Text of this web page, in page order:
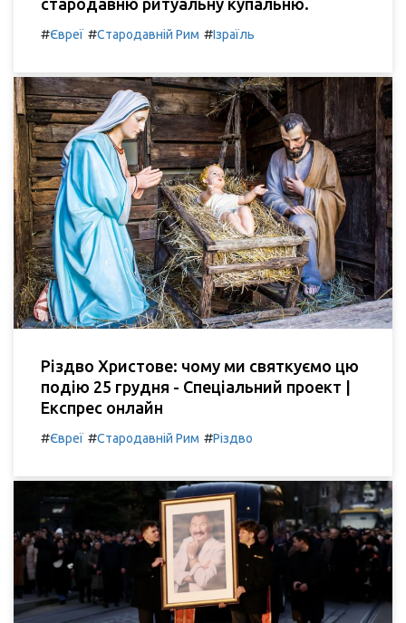
стародавню ритуальну купальню.
#Євреї #Стародавній Рим #Ізраїль
Різдво Христове: чому ми святкуємо цю
подію 25 грудня - Спеціальний проект |
Експрес онлайн
#Євреї #Стародавній Рим #Різдво